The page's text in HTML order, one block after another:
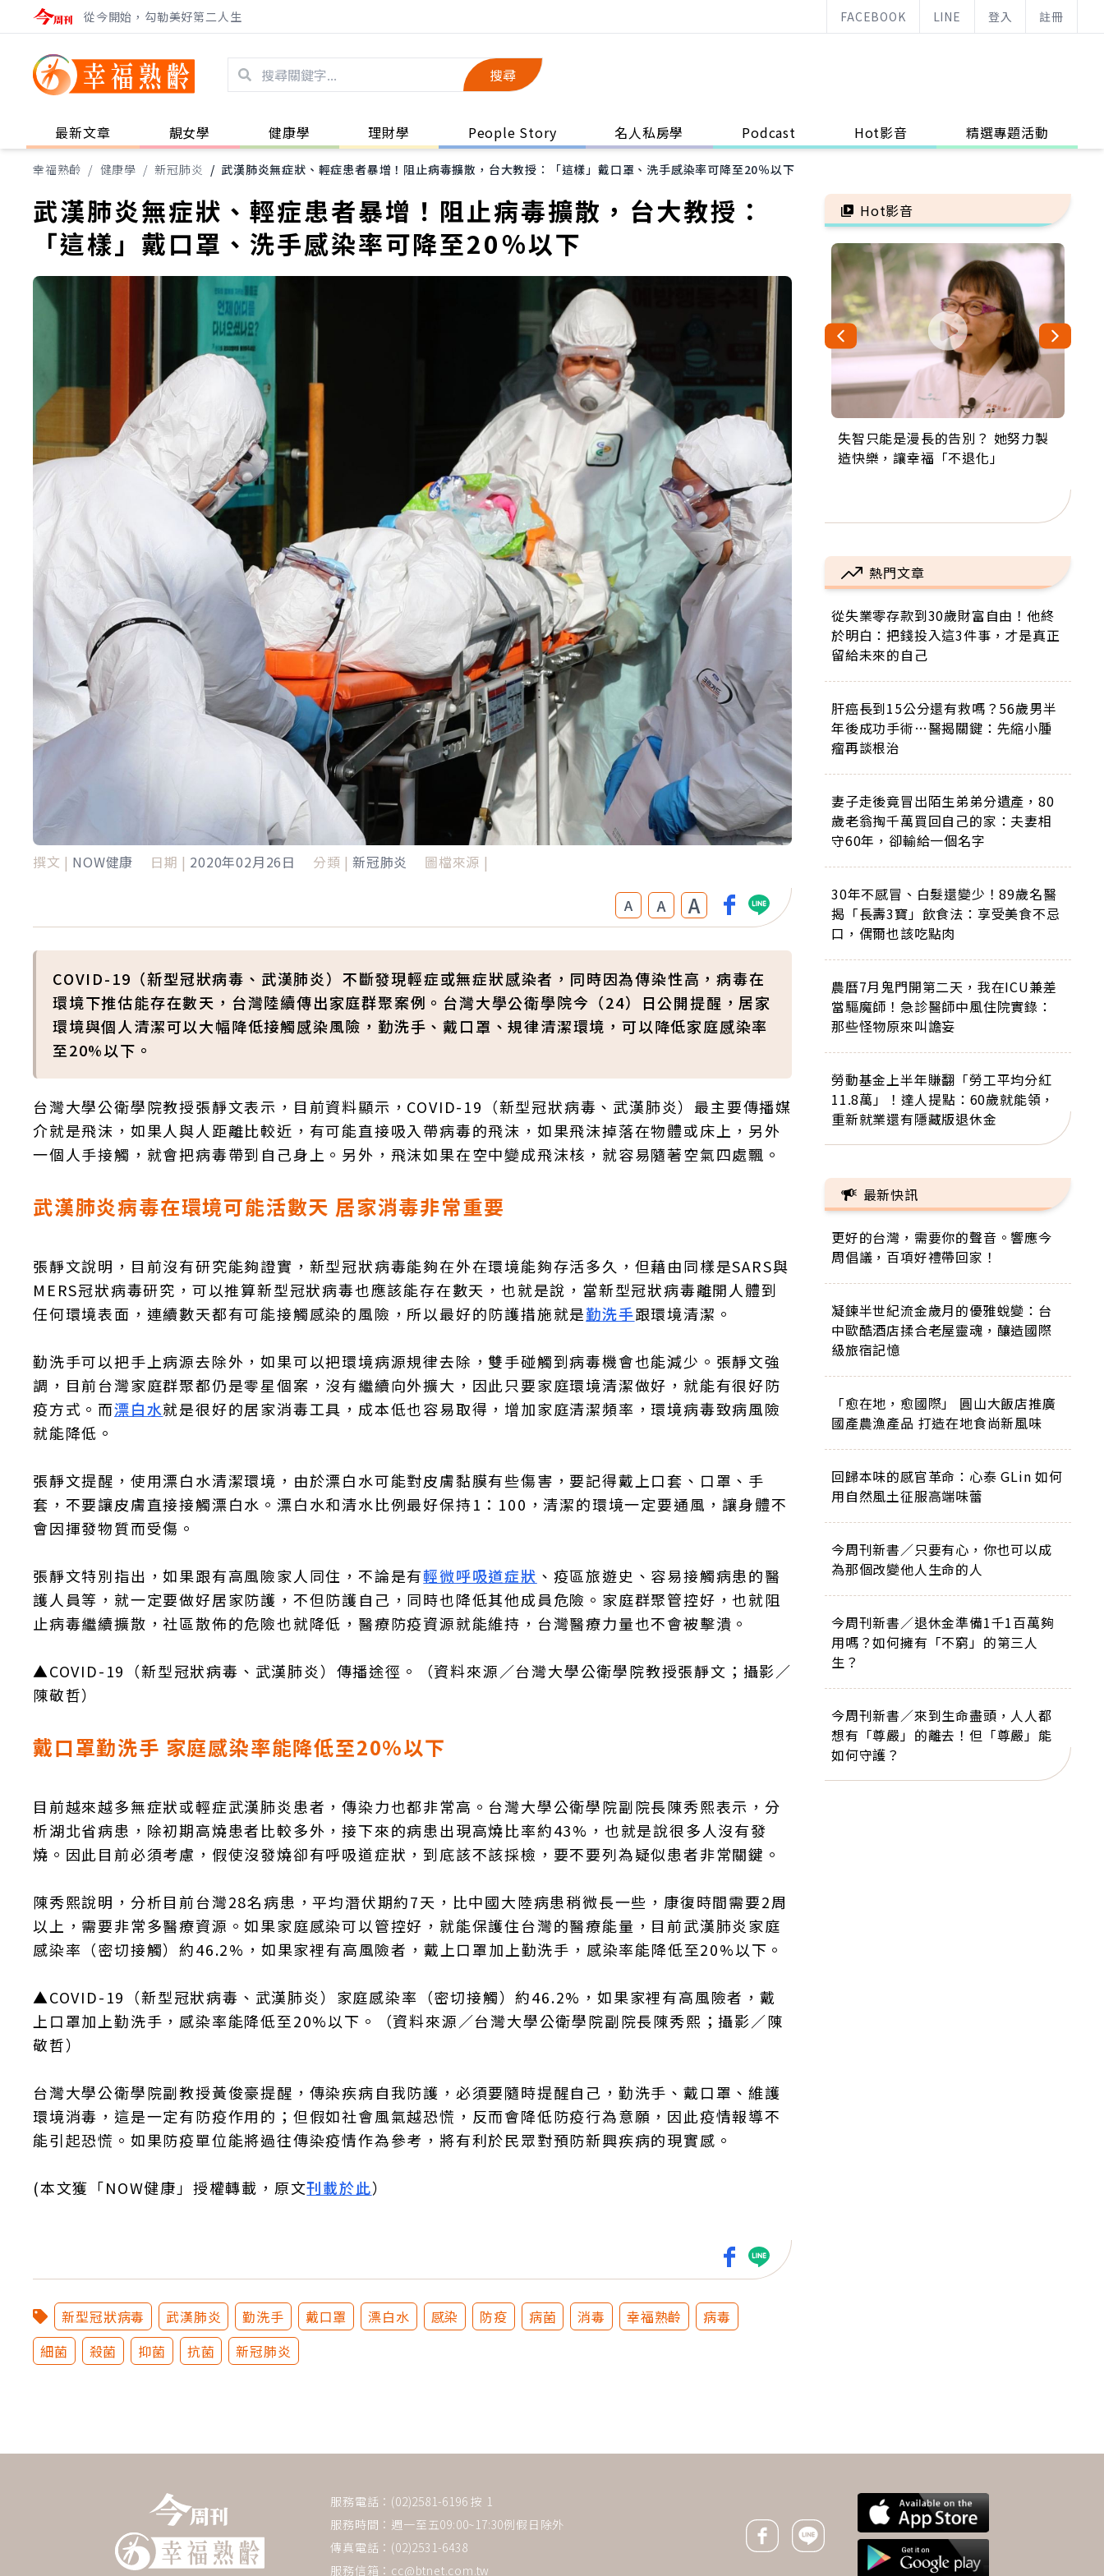
從今開始，勾勒美好第二人生 FACEBOOK LINE 登入 註冊
搜尋
最新文章 靚女學 健康學 理財學 People Story 名人私房學 Podcast Hot影音 精選專題活動
幸福熟齡 / 健康學 / 新冠肺炎 / 武漢肺炎無症狀、輕症患者暴增！阻止病毒擴散，台大教授：「這樣」戴口罩、洗手感染率可降至20％以下
武漢肺炎無症狀、輕症患者暴增！阻止病毒擴散，台大教授：
「這樣」戴口罩、洗手感染率可降至20％以下
撰文 | NOW健康 日期 | 2020年02月26日 分類 | 新冠肺炎 圖檔來源 |
A A A
COVID-19（新型冠狀病毒、武漢肺炎）不斷發現輕症或無症狀感染者，同時因為傳染性高，病毒在
環境下推估能存在數天，台灣陸續傳出家庭群聚案例。台灣大學公衛學院今（24）日公開提醒，居家
環境與個人清潔可以大幅降低接觸感染風險，勤洗手、戴口罩、規律清潔環境，可以降低家庭感染率
至20%以下。
台灣大學公衛學院教授張靜文表示，目前資料顯示，COVID-19（新型冠狀病毒、武漢肺炎）最主要傳播媒
介就是飛沫，如果人與人距離比較近，有可能直接吸入帶病毒的飛沫，如果飛沫掉落在物體或床上，另外
一個人手接觸，就會把病毒帶到自己身上。另外，飛沫如果在空中變成飛沫核，就容易隨著空氣四處飄。
武漢肺炎病毒在環境可能活數天 居家消毒非常重要
張靜文說明，目前沒有研究能夠證實，新型冠狀病毒能夠在外在環境能夠存活多久，但藉由同樣是SARS與
MERS冠狀病毒研究，可以推算新型冠狀病毒也應該能存在數天，也就是說，當新型冠狀病毒離開人體到
任何環境表面，連續數天都有可能接觸感染的風險，所以最好的防護措施就是勤洗手跟環境清潔。
勤洗手可以把手上病源去除外，如果可以把環境病源規律去除，雙手碰觸到病毒機會也能減少。張靜文強
調，目前台灣家庭群聚都仍是零星個案，沒有繼續向外擴大，因此只要家庭環境清潔做好，就能有很好防
疫方式。而漂白水就是很好的居家消毒工具，成本低也容易取得，增加家庭清潔頻率，環境病毒致病風險
就能降低。
張靜文提醒，使用漂白水清潔環境，由於漂白水可能對皮膚黏膜有些傷害，要記得戴上口套、口罩、手
套，不要讓皮膚直接接觸漂白水。漂白水和清水比例最好保持1：100，清潔的環境一定要通風，讓身體不
會因揮發物質而受傷。
張靜文特別指出，如果跟有高風險家人同住，不論是有輕微呼吸道症狀 、疫區旅遊史、容易接觸病患的醫
護人員等，就一定要做好居家防護，不但防護自己，同時也降低其他成員危險。家庭群聚管控好，也就阻
止病毒繼續擴散，社區散佈的危險也就降低，醫療防疫資源就能維持，台灣醫療力量也不會被擊潰。
▲COVID-19（新型冠狀病毒、武漢肺炎）傳播途徑。（資料來源／台灣大學公衛學院教授張靜文；攝影／
陳敬哲）
戴口罩勤洗手 家庭感染率能降低至20%以下
目前越來越多無症狀或輕症武漢肺炎患者，傳染力也都非常高。台灣大學公衛學院副院長陳秀熙表示，分
析湖北省病患，除初期高燒患者比較多外，接下來的病患出現高燒比率約43%，也就是說很多人沒有發
燒。因此目前必須考慮，假使沒發燒卻有呼吸道症狀，到底該不該採檢，要不要列為疑似患者非常關鍵。
陳秀熙說明，分析目前台灣28名病患，平均潛伏期約7天，比中國大陸病患稍微長一些，康復時間需要2周
以上，需要非常多醫療資源。如果家庭感染可以管控好，就能保護住台灣的醫療能量，目前武漢肺炎家庭
感染率（密切接觸）約46.2%，如果家裡有高風險者，戴上口罩加上勤洗手，感染率能降低至20%以下。
▲COVID-19（新型冠狀病毒、武漢肺炎）家庭感染率（密切接觸）約46.2%，如果家裡有高風險者，戴
上口罩加上勤洗手，感染率能降低至20%以下。（資料來源／台灣大學公衛學院副院長陳秀熙；攝影／陳
敬哲）
台灣大學公衛學院副教授黃俊豪提醒，傳染疾病自我防護，必須要隨時提醒自己，勤洗手、戴口罩、維護
環境消毒，這是一定有防疫作用的；但假如社會風氣越恐慌，反而會降低防疫行為意願，因此疫情報導不
能引起恐慌。如果防疫單位能將過往傳染疫情作為參考，將有利於民眾對預防新興疾病的現實感。
(本文獲「NOW健康」授權轉載，原文刊載於此）
下一則 ＋
癌！醫師曝高血壓、心臟
病8大危機警訊
新型冠狀病毒 武漢肺炎 勤洗手 戴口罩 漂白水 感染 防疫 病菌 消毒 幸福熟齡
病毒
細菌
殺菌 抑菌 抗菌 新冠肺炎
Hot影音
失智只能是漫長的告別？ 她努力製
造快樂，讓幸福「不退化」
來自剛果的巧克力神父 為台灣奉獻
36年 「台灣是我的家，我連作夢都
63歲卸矽谷副總、搬回台灣找快
樂！「蛋黃哥小丑」走進安養院，
104歲打破金氏世界紀錄 成為全球
最年長羽球選手，分享長壽的秘密
事業巔峰他選擇追夢…黑手阿伯拉
小提琴還登上小巨蛋！連CNN都大
熱門文章
從失業零存款到30歲財富自由！他終
於明白：把錢投入這3件事，才是真正
留給未來的自己
肝癌長到15公分還有救嗎？56歲男半
年後成功手術…醫揭關鍵：先縮小腫
瘤再談根治
妻子走後竟冒出陌生弟弟分遺產，80
歲老翁掏千萬買回自己的家：夫妻相
守60年，卻輸給一個名字
30年不感冒、白髮還變少！89歲名醫
揭「長壽3寶」飲食法：享受美食不忌
口，偶爾也該吃點肉
農曆7月鬼門開第二天，我在ICU兼差
當驅魔師！急診醫師中風住院實錄：
那些怪物原來叫譫妄
勞動基金上半年賺翻「勞工平均分紅
11.8萬」！達人提點：60歲就能領，
重新就業還有隱藏版退休金
最新快訊
更好的台灣，需要你的聲音。響應今
周倡議，百項好禮帶回家！
凝鍊半世紀流金歲月的優雅蛻變：台
中歐酷酒店揉合老屋靈魂，釀造國際
級旅宿記憶
「愈在地，愈國際」 圓山大飯店推廣
國產農漁產品 打造在地食尚新風味
回歸本味的感官革命：心泰 GLin 如何
用自然風土征服高端味蕾
今周刊新書／只要有心，你也可以成
為那個改變他人生命的人
今周刊新書／退休金準備1千1百萬夠
用嗎？如何擁有「不窮」的第三人
生？
今周刊新書／來到生命盡頭，人人都
想有「尊嚴」的離去！但「尊嚴」能
如何守護？
服務電話：(02)2581-6196 按 1
服務時間：週一至五09:00~17:30例假日除外
傳真電話：(02)2531-6438
服務信箱： cc@btnet.com.tw
Facebook icon
Line icon